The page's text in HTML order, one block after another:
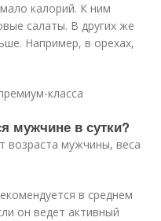
калорий. К ним
салаты. В других же
Например, в орехах,
класса
мужчине в сутки?
возраста мужчины, веса
в среднем
он ведет активный